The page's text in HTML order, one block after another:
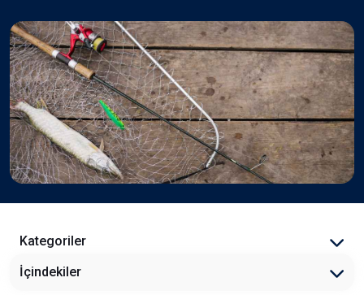
İçindekiler
Kategoriler